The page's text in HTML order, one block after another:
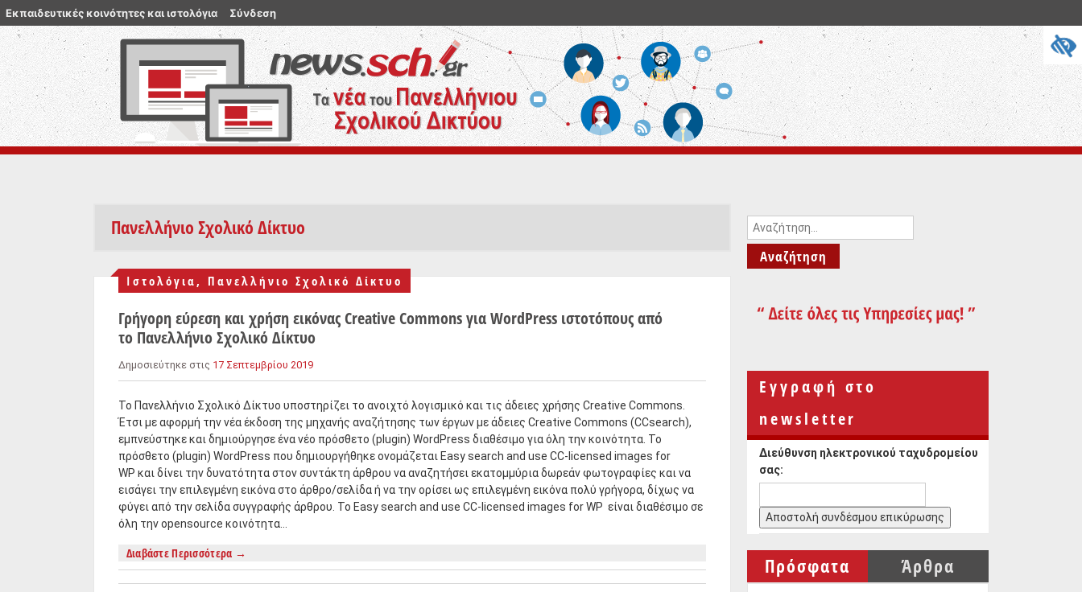
Πανελλήνιο Σχολικό Δίκτυο
Ιστολόγια, Πανελλήνιο Σχολικό Δίκτυο
Γρήγορη εύρεση και χρήση εικόνας Creative Commons για WordPress ιστοτόπους από
το Πανελλήνιο Σχολικό Δίκτυο
Δημοσιεύτηκε στις 17 Σεπτεμβρίου 2019
Το Πανελλήνιο Σχολικό Δίκτυο υποστηρίζει το ανοιχτό λογισμικό και τις άδειες χρήσης Creative Commons.
Έτσι με αφορμή την νέα έκδοση της μηχανής αναζήτησης των έργων με άδειες Creative Commons (CCsearch),
εμπνεύστηκε και δημιούργησε ένα νέο πρόσθετο (plugin) WordPress διαθέσιμο για όλη την κοινότητα. Το
πρόσθετο (plugin) WordPress που δημιουργήθηκε ονομάζεται Easy search and use CC-licensed images for
WP και δίνει την δυνατότητα στον συντάκτη άρθρου να αναζητήσει εκατομμύρια δωρεάν φωτογραφίες και να
εισάγει την επιλεγμένη εικόνα στο άρθρο/σελίδα ή να την ορίσει ως επιλεγμένη εικόνα πολύ γρήγορα, δίχως να
φύγει από την σελίδα συγγραφής άρθρου. Το Easy search and use CC-licensed images for WP είναι διαθέσιμο σε
όλη την opensource κοινότητα…
Διαβάστε Περισσότερα →
Αναζήτηση
για:
Εγγραφή στο
newsletter
Διεύθυνση ηλεκτρονικού ταχυδρομείου
σας:
Πρόσφατα Άρθρα
Εκπαιδευτικές κοινότητες και ιστολόγια Σύνδεση